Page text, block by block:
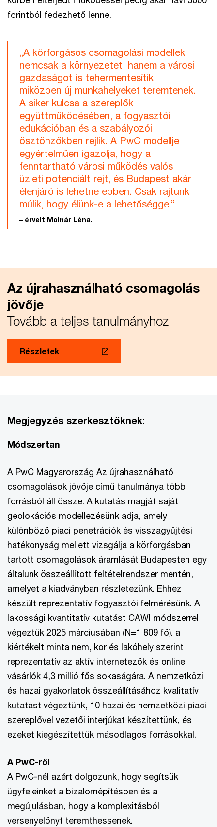
forintból fedezhető lenne.
„A körforgásos csomagolási modellek
nemcsak a környezetet, hanem a városi
gazdaságot is tehermentesítik,
miközben új munkahelyeket teremtenek.
A siker kulcsa a szereplők
együttműködésében, a fogyasztói
edukációban és a szabályozói
ösztönzőkben rejlik. A PwC modellje
egyértelműen igazolja, hogy a
fenntartható városi működés valós
üzleti potenciált rejt, és Budapest akár
élenjáró is lehetne ebben. Csak rajtunk
múlik, hogy élünk-e a lehetőséggel”
– érvelt Molnár Léna.
Az újrahasználható csomagolás
jövője
Tovább a teljes tanulmányhoz
Részletek
Megjegyzés szerkesztőknek:
Módszertan
A PwC Magyarország Az újrahasználható
csomagolások jövője című tanulmánya több
forrásból áll össze. A kutatás magját saját
geolokációs modellezésünk adja, amely
különböző piaci penetrációk és visszagyűjtési
hatékonyság mellett vizsgálja a körforgásban
tartott csomagolások áramlását Budapesten egy
általunk összeállított feltételrendszer mentén,
amelyet a kiadványban részletezünk. Ehhez
készült reprezentatív fogyasztói felmérésünk. A
lakossági kvantitatív kutatást CAWI módszerrel
végeztük 2025 márciusában (N=1 809 fő). a
kiértékelt minta nem, kor és lakóhely szerint
reprezentatív az aktív internetezők és online
vásárlók 4,3 millió fős sokaságára. A nemzetközi
és hazai gyakorlatok összeállításához kvalitatív
kutatást végeztünk, 10 hazai és nemzetközi piaci
szereplővel vezetői interjúkat készítettünk, és
ezeket kiegészítettük másodlagos forrásokkal.
A PwC-ről
A PwC-nél azért dolgozunk, hogy segítsük
ügyfeleinket a bizalomépítésben és a
megújulásban, hogy a komplexitásból
versenyelőnyt teremthessenek.